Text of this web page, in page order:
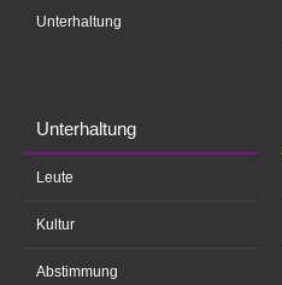
Unterhaltung
Unterhaltung
Leute
Kultur
Abstimmung